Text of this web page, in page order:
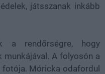
játsszanak inkább
a rendőrségre, hogy
A folyosón a
Móricka odafordul